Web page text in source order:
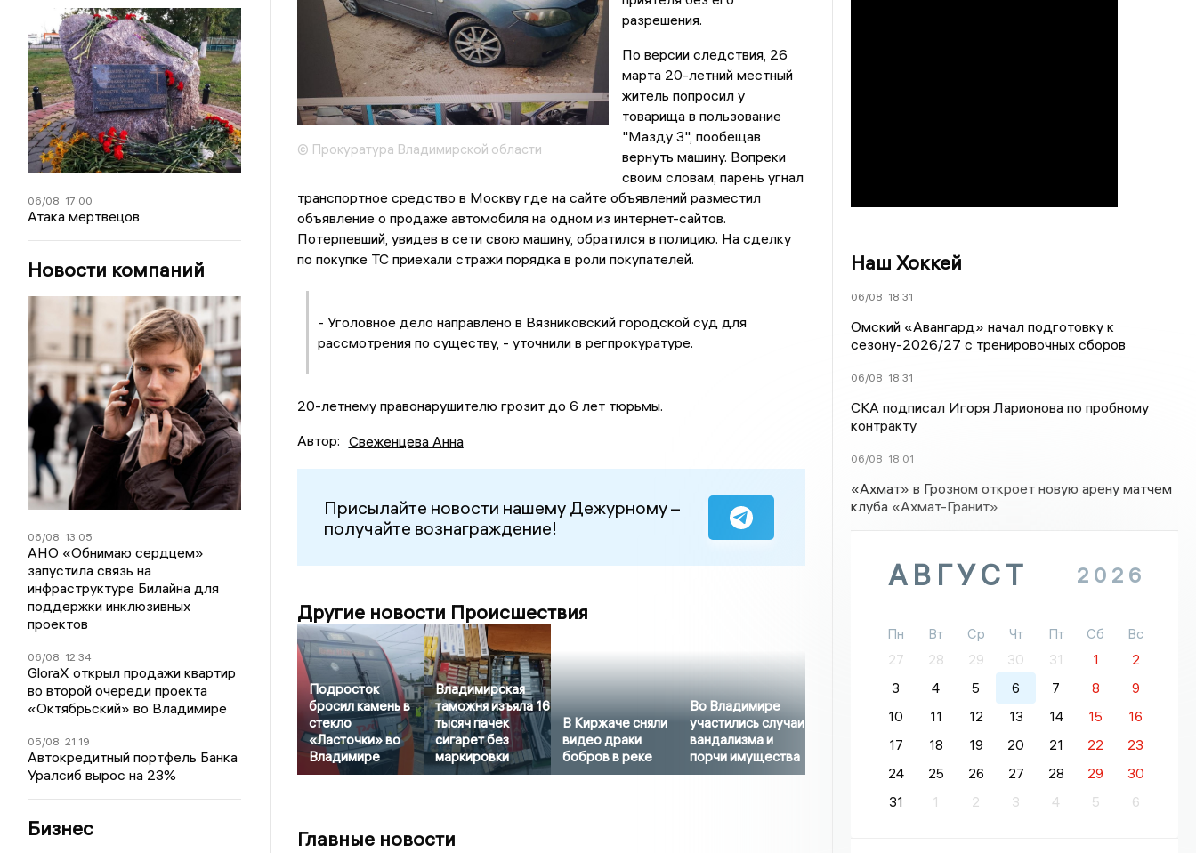
06/08 17:00
Атака мертвецов
Новости компаний
06/08 13:05
АНО «Обнимаю сердцем»
запустила связь на
инфраструктуре Билайна для
поддержки инклюзивных
проектов
06/08 12:34
GloraX открыл продажи квартир
во второй очереди проекта
«Октябрьский» во Владимире
05/08 21:19
Автокредитный портфель Банка
Уралсиб вырос на 23%
Бизнес
© Прокуратура Владимирской области
разрешения.
По версии следствия, 26
марта 20-летний местный
житель попросил у
товарища в пользование
"Мазду 3", пообещав
вернуть машину. Вопреки
своим словам, парень угнал
транспортное средство в Москву где на сайте объявлений разместил
объявление о продаже автомобиля на одном из интернет-сайтов.
Потерпевший, увидев в сети свою машину, обратился в полицию. На сделку
по покупке ТС приехали стражи порядка в роли покупателей.
- Уголовное дело направлено в Вязниковский городской суд для
рассмотрения по существу, - уточнили в регпрокуратуре.
20-летнему правонарушителю грозит до 6 лет тюрьмы.
Автор: Свеженцева Анна
Присылайте новости нашему Дежурному –
получайте вознаграждение!
Другие новости Происшествия
Подросток
бросил камень в
стекло
«Ласточки» во
Владимире
Владимирская
таможня изъяла 16
тысяч пачек
сигарет без
маркировки
В Киржаче сняли
видео драки
бобров в реке
Во Владимире
участились случаи
вандализма и
порчи имущества
Главные новости
Наш Хоккей
06/08 18:31
Омский «Авангард» начал подготовку к
сезону-2026/27 с тренировочных сборов
06/08 18:31
СКА подписал Игоря Ларионова по пробному
контракту
06/08 18:01
«Ахмат» в Грозном откроет новую арену матчем
клуба «Ахмат-Гранит»
АВГУСТ 2026
Пн Вт Ср Чт Пт Сб
Вс
27
28 29 30 31 1
2
3
4 5 6 7 8
9
10
11 12 13 14 15
16
17
18 19 20 21 22
23
24
25 26 27 28 29
30
31
1 2 3 4 5 6